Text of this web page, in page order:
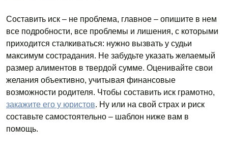
Составить иск – не проблема, главное – опишите в нем
все подробности, все проблемы и лишения, с которыми
приходится сталкиваться: нужно вызвать у судьи
максимум сострадания. Не забудьте указать желаемый
размер алиментов в твердой сумме. Оценивайте свои
желания объективно, учитывая финансовые
возможности родителя. Чтобы составить иск грамотно,
закажите его у юристов. Ну или на свой страх и риск
составьте самостоятельно – шаблон ниже вам в
помощь.